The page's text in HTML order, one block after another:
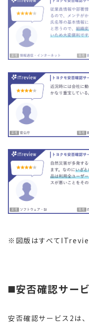
※図版はすべて
◼️安否確認サー
安否確認サービス2は